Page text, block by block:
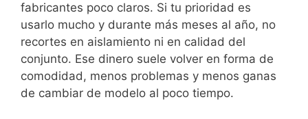
fabricantes poco claros. Si tu prioridad es
usarlo mucho y durante más meses al año, no
recortes en aislamiento ni en calidad del
conjunto. Ese dinero suele volver en forma de
comodidad, menos problemas y menos ganas
de cambiar de modelo al poco tiempo.